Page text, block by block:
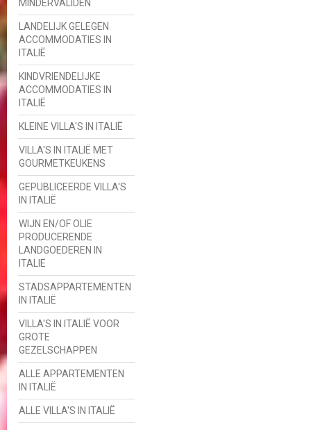
MINDERVALIDEN
LANDELIJK GELEGEN
ACCOMMODATIES IN
ITALIË
KINDVRIENDELIJKE
ACCOMMODATIES IN
ITALIË
KLEINE VILLA'S IN ITALIË
VILLA'S IN ITALIË MET
GOURMETKEUKENS
GEPUBLICEERDE VILLA'S
IN ITALIË
WIJN EN/OF OLIE
PRODUCERENDE
LANDGOEDEREN IN
ITALIË
STADSAPPARTEMENTEN
IN ITALIË
VILLA'S IN ITALIË VOOR
GROTE
GEZELSCHAPPEN
ALLE APPARTEMENTEN
IN ITALIË
ALLE VILLA'S IN ITALIË